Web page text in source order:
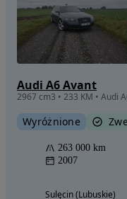
Audi A6 Avant
2967 cm3 • 233 KM • Audi
Wyróżnione
263 000 km
2007
Sulęcin (Lubuskie)